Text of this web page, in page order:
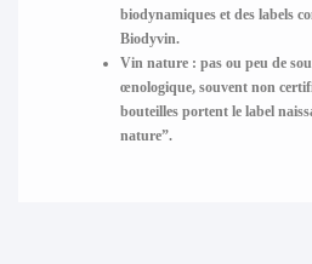
biodynamiques et des labels
Biodyvin.
Vin nature : pas ou peu de
œnologique, souvent non
bouteilles portent le label
nature”.